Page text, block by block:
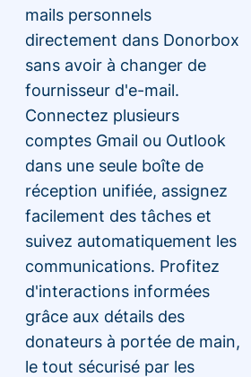
mails personnels
directement dans Donorbox
sans avoir à changer de
fournisseur d'e-mail.
Connectez plusieurs
comptes Gmail ou Outlook
dans une seule boîte de
réception unifiée, assignez
facilement des tâches et
suivez automatiquement les
communications. Profitez
d'interactions informées
grâce aux détails des
donateurs à portée de main,
le tout sécurisé par les